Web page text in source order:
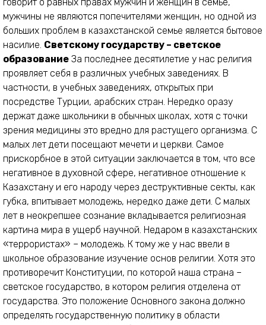
мужчины не являются попечителями женщин, но одной из
больших проблем в казахстанской семье является бытовое
насилие. Светскому государству – светское
образование За последнее десятилетие у нас религия
проявляет себя в различных учебных заведениях. В
частности, в учебных заведениях, открытых при
посредстве Турции, арабских стран. Нередко оразу
держат даже школьники в обычных школах, хотя с точки
зрения медицины это вредно для растущего организма. С
малых лет дети посещают мечети и церкви. Самое
прискорбное в этой ситуации заключается в том, что все
негативное в духовной сфере, негативное отношение к
Казахстану и его народу через деструктивные секты, как
губка, впитывает молодежь, нередко даже дети. С малых
лет в неокрепшее сознание вкладывается религиозная
картина мира в ущерб научной. Недаром в казахстанских
«террористах» – молодежь. К тому же у нас ввели в
школьное образование изучение основ религии. Хотя это
противоречит Конституции, по которой наша страна –
светское государство, в котором религия отделена от
государства. Это положение Основного закона должно
определять государственную политику в области